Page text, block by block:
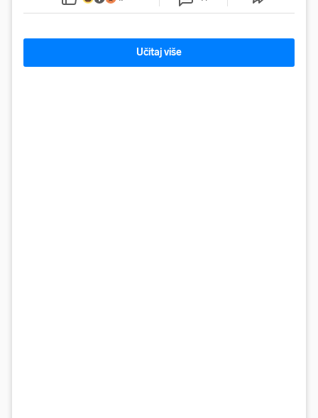
osmijehom nastavila pjevati
Učitaj više